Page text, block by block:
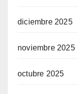
diciembre 2025
noviembre 2025
octubre 2025